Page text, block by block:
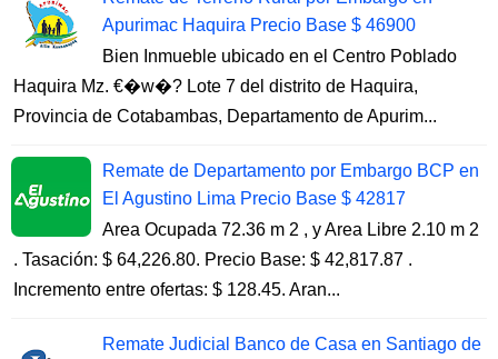
Apurimac Haquira Precio Base $ 46900
Bien Inmueble ubicado en el Centro Poblado
Haquira Mz. €�w�? Lote 7 del distrito de Haquira,
Provincia de Cotabambas, Departamento de Apurim...
Remate de Departamento por Embargo BCP en
El Agustino Lima Precio Base $ 42817
Area Ocupada 72.36 m 2 , y Area Libre 2.10 m 2
. Tasación: $ 64,226.80. Precio Base: $ 42,817.87 .
Incremento entre ofertas: $ 128.45. Aran...
Remate Judicial Banco de Casa en Santiago de